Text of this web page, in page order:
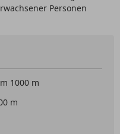
Personen
1000 m
m